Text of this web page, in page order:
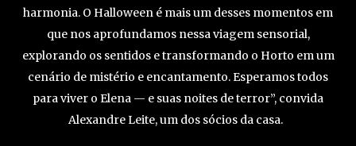
harmonia. O Halloween é mais um desses momentos em
que nos aprofundamos nessa viagem sensorial,
explorando os sentidos e transformando o Horto em um
cenário de mistério e encantamento. Esperamos todos
para viver o Elena — e suas noites de terror”, convida
Alexandre Leite, um dos sócios da casa.